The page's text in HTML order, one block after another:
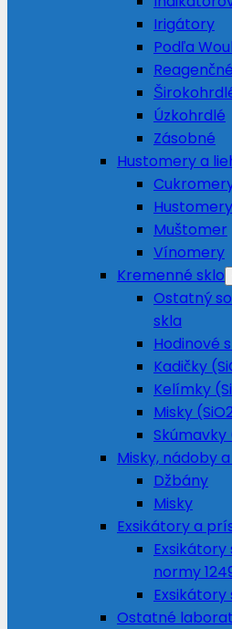
Irigátory
Podľa
Reagenčné
Úzkohrdlé
Zásobné
Hustomery a
Hustomery
Muštomer
Vínomery
Kremenné sklo
Ostatný
skla
Hodinové
Kadičky
Kelímky
Misky
Skúmavky
Misky, nádoby
Džbány
Misky
Exsikátory a
normy
Ostatné